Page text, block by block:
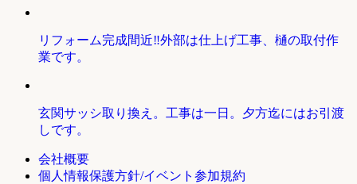
リフォーム完成間近‼外部は仕上げ工事、樋の取付作
業です。
玄関サッシ取り換え。工事は一日。夕方迄にはお引渡
しです。
会社概要
個人情報保護方針/イベント参加規約